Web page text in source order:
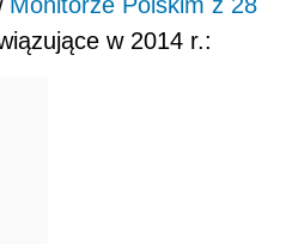
w 2014 r.: